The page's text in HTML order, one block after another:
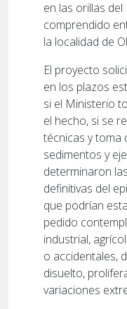
en las orillas
comprendido
la localidad de
El proyecto
en los plazos
si el Ministerio
el hecho, si se
técnicas y toma
sedimentos y
determinaron
definitivas del
que podrían
pedido
industrial,
o accidentales,
disuelto,
variaciones